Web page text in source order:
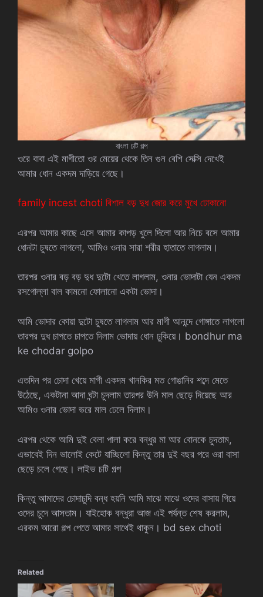
বাংলা চটি গল্প
ওরে বাবা এই মাগীতো ওর মেয়ের থেকে তিন গুন বেশি সেক্সি দেখেই
আমার ধোন একদম দাড়িয়ে গেছে।
family incest choti বিশাল বড় দুধ জোর করে মুখে ঢোকানো
এরপর আমার কাছে এসে আমার কাপড় খুলে দিলো আর নিচে বসে আমার
ধোনটা চুষতে লাগলো, আমিও ওনার সারা শরীর হাতাতে লাগলাম।
তারপর ওনার বড় বড় দুধ দুটো খেতে লাগলাম, ওনার ভোদাটা যেন একদম
রসগোল্লা বাল কামনো ফোলানো একটা ভোদা।
আমি ভোদার কোয়া দুটো চুষতে লাগলাম আর মাগী আনন্দে গোঙ্গাতে লাগলো
তারপর দুধ চাপতে চাপতে দিলাম ভোদায় ধোন ঢুকিয়ে। bondhur ma
ke chodar golpo
এতদিন পর চোদা খেয়ে মাগী একদম খানকির মত গোঙানির শব্দে মেতে
উঠেছে, একটানা আদা ঘন্টা চুদলাম তারপর উনি মাল ছেড়ে দিয়েছে আর
আমিও ওনার ভোদা ভরে মাল ঢেলে দিলাম।
এরপর থেকে আমি দুই বেলা পালা করে বন্ধুর মা আর বোনকে চুদতাম,
এভাবেই দিন ভালোই কেটে যাচ্ছিলো কিন্তু তার দুই বছর পরে ওরা বাসা
ছেড়ে চলে গেছে। লাইভ চটি গল্প
কিন্তু আমাদের চোদাচুদি বন্ধ হয়নি আমি মাঝে মাঝে ওদের বাসায় গিয়ে
ওদের চুদে আসতাম। যাইহোক বন্ধুরা আজ এই পর্যন্ত শেষ করলাম,
এরকম আরো গল্প পেতে আমার সাথেই থাকুন। bd sex choti
Related